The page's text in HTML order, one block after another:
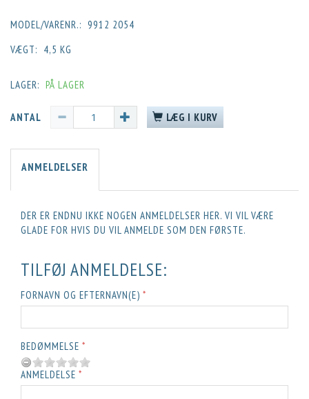
MODEL/VARENR.: 9912 2054
VÆGT: 4,5 KG
LAGER: PÅ LAGER
ANTAL LÆG I KURV
ANMELDELSER
DER ER ENDNU IKKE NOGEN ANMELDELSER HER. VI VIL VÆRE
GLADE FOR HVIS DU VIL ANMELDE SOM DEN FØRSTE.
TILFØJ ANMELDELSE:
FORNAVN OG EFTERNAVN(E)
BEDØMMELSE
ANMELDELSE